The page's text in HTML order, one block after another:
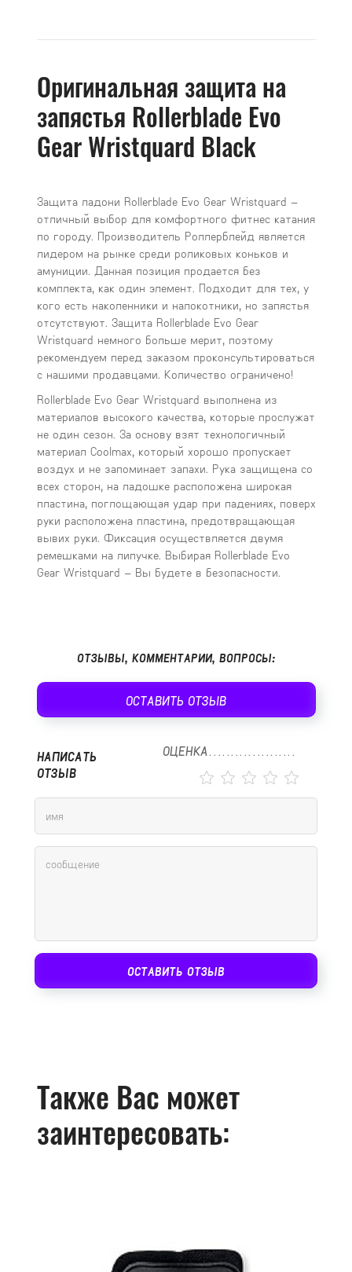
Оригинальная защита на
запястья Rollerblade Evo
Gear Wristquard Black
Защита ладони Rollerblade Evo Gear Wristquard –
отличный выбор для комфортного фитнес катания
по городу. Производитель Роллерблейд является
лидером на рынке среди роликовых коньков и
амуниции. Данная позиция продается без
комплекта, как один элемент. Подходит для тех, у
кого есть наколенники и налокотники, но запястья
отсутствуют. Защита Rollerblade Evo Gear
Wristquard немного больше мерит, поэтому
рекомендуем перед заказом проконсультироваться
с нашими продавцами. Количество ограничено!
Rollerblade Evo Gear Wristquard выполнена из
материалов высокого качества, которые прослужат
не один сезон. За основу взят технологичный
материал Coolmax, который хорошо пропускает
воздух и не запоминает запахи. Рука защищена со
всех сторон, на ладошке расположена широкая
пластина, поглощающая удар при падениях, поверх
руки расположена пластина, предотвращающая
вывих руки. Фиксация осуществляется двумя
ремешками на липучке. Выбирая Rollerblade Evo
Gear Wristquard – Вы будете в безопасности.
ОТЗЫВЫ, КОММЕНТАРИИ, ВОПРОСЫ:
ОСТАВИТЬ ОТЗЫВ
НАПИСАТЬ
ОТЗЫВ
ОЦЕНКА
ОСТАВИТЬ ОТЗЫВ
Также Вас может
заинтересовать: